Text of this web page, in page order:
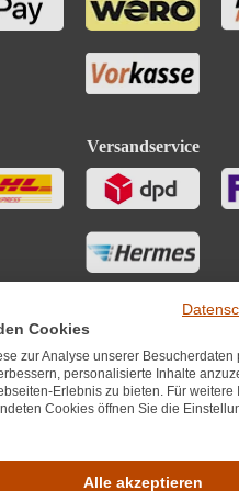
Versandservice
Cookies
zur Analyse unserer Besucherdaten
personalisierte Inhalte
Erlebnis zu bieten. Für weitere
Cookies öffnen Sie die
Alle akzeptieren